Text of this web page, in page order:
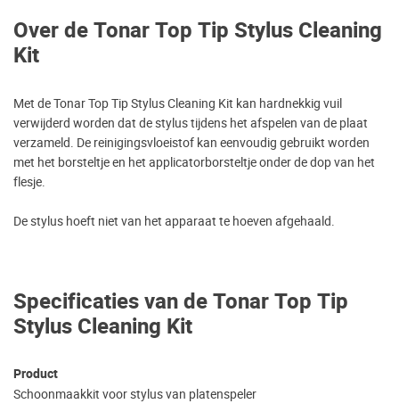
Specificaties van de Tonar Top Tip
Stylus Cleaning Kit
Product
Schoonmaakkit voor stylus van platenspeler
Over de Tonar Top Tip Stylus Cleaning
Kit
Met de Tonar Top Tip Stylus Cleaning Kit kan hardnekkig vuil
verwijderd worden dat de stylus tijdens het afspelen van de plaat
verzameld. De reinigingsvloeistof kan eenvoudig gebruikt worden
met het borsteltje en het applicatorborsteltje onder de dop van het
flesje.
De stylus hoeft niet van het apparaat te hoeven afgehaald.